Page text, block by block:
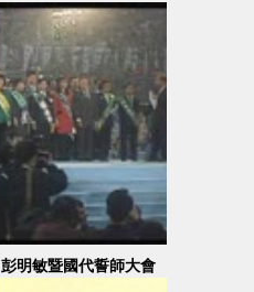
目實況
彭明敏暨國代誓師大會